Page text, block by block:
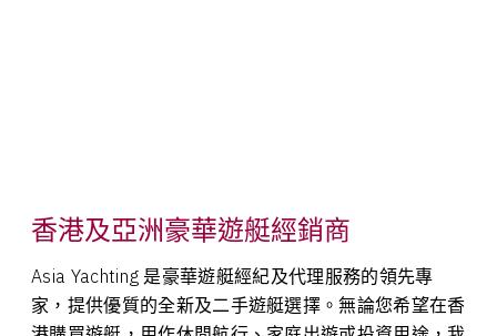
香港及亞洲豪華遊艇經銷商
Asia Yachting 是豪華遊艇經紀及代理服務的領先專
家，提供優質的全新及二手遊艇選擇。無論您希望在香